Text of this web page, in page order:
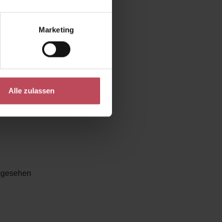
Marketing
Alle zulassen
wie